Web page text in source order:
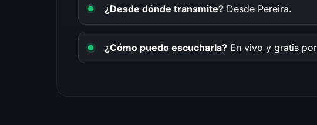
¿Desde dónde transmite? Desde Pereira.
¿Cómo puedo escucharla? En vivo y gratis